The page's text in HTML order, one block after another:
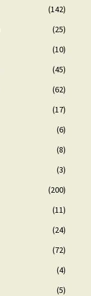
(142)
(25)
(10)
(45)
(62)
(17)
(6)
(8)
(3)
(200)
(11)
(24)
(72)
(4)
(5)